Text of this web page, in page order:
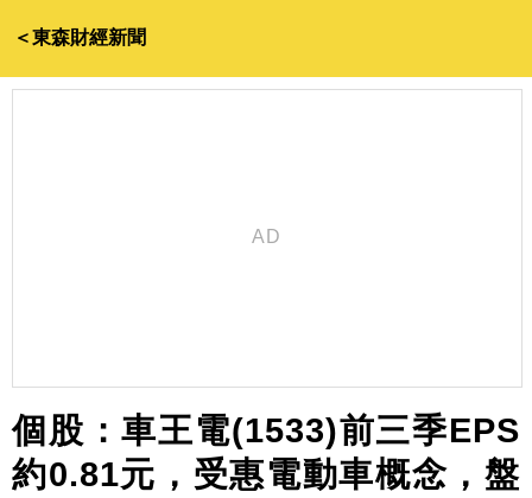
＜東森財經新聞
個股：車王電(1533)前三季EPS
約0.81元，受惠電動車概念，盤